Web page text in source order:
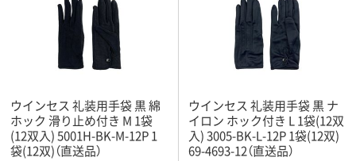
ウインセス 礼装用手袋 黒 綿
ホック 滑り止め付き M 1袋
(12双入) 5001H-BK-M-12P 1
袋(12双)（直送品）
ウインセス 礼装用手袋 黒 ナ
イロン ホック付き L 1袋(12双
入) 3005-BK-L-12P 1袋(12双)
69-4693-12（直送品）